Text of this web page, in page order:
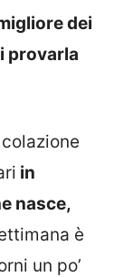
dei
provarla
in
nasce,
è
un po’